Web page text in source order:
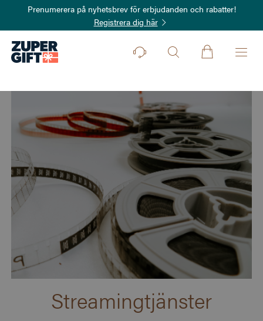
Prenumerera på nyhetsbrev för erbjudanden och rabatter!
Registrera dig här
Streamingtjänster